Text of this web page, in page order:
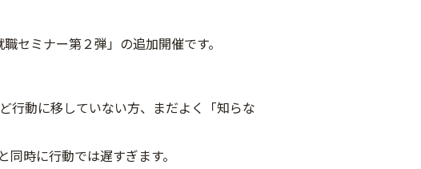
セミナー第２弾」の追加開催です。
行動に移していない方、まだよく「知らな
時に行動では遅すぎます。